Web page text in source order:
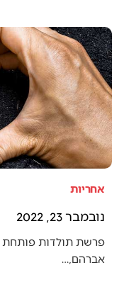
אחריות
נובמבר 23, 2022
פרשת תולדות פותחת
אברהם,…